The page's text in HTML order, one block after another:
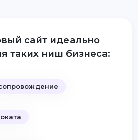
сайт идеально
таких ниш бизнеса: